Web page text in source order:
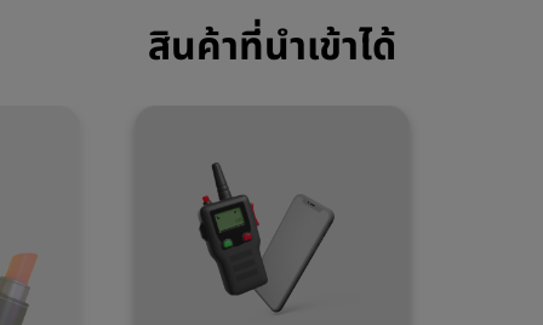
สินค้าที่นำเข้าได้